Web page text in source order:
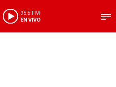
95.5 FM
EN VIVO